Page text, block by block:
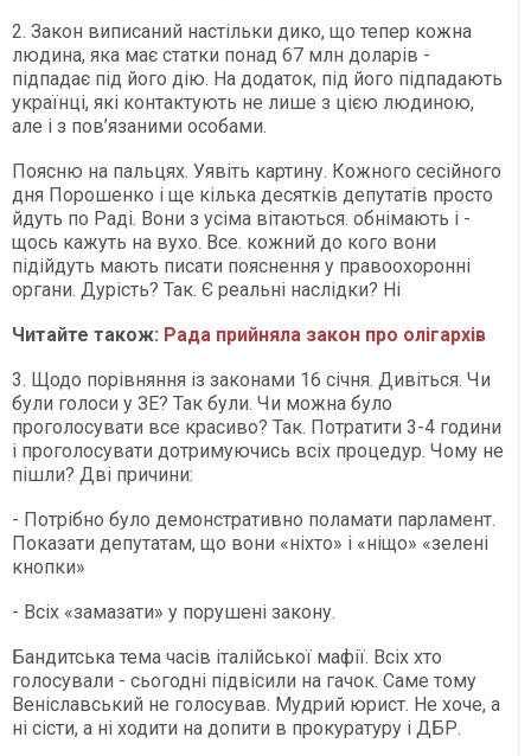
2. Закон виписаний настільки дико, що тепер кожна
людина, яка має статки понад 67 млн доларів -
підпадає під його дію. На додаток, під його підпадають
українці, які контактують не лише з цією людиною,
але і з пов’язаними особами.
Поясню на пальцях. Уявіть картину. Кожного сесійного
дня Порошенко і ще кілька десятків депутатів просто
йдуть по Раді. Вони з усіма вітаються. обнімають і -
щось кажуть на вухо. Все. кожний до кого вони
підійдуть мають писати пояснення у правоохоронні
органи. Дурість? Так. Є реальні наслідки? Ні
Читайте також: Рада прийняла закон про олігархів
3. Щодо порівняння із законами 16 січня. Дивіться. Чи
були голоси у ЗЕ? Так були. Чи можна було
проголосувати все красиво? Так. Потратити 3-4 години
і проголосувати дотримуючись всіх процедур. Чому не
пішли? Дві причини:
- Потрібно було демонстративно поламати парламент.
Показати депутатам, що вони «ніхто» і «ніщо» «зелені
кнопки»
- Всіх «замазати» у порушені закону.
Бандитська тема часів італійської мафії. Всіх хто
голосували - сьогодні підвісили на гачок. Саме тому
Веніславський не голосував. Мудрий юрист. Не хоче, а
ні сісти, а ні ходити на допити в прокуратуру і ДБР.